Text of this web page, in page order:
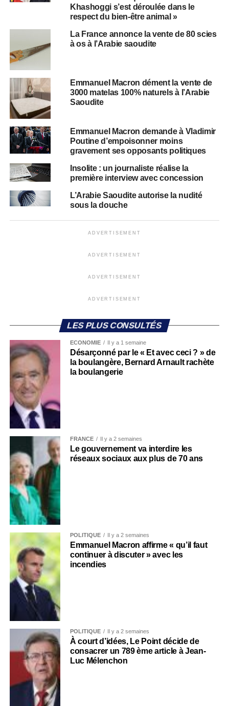
Khashoggi s’est déroulée dans le
respect du bien-être animal »
La France annonce la vente de 80 scies
à os à l’Arabie saoudite
Emmanuel Macron dément la vente de
3000 matelas 100% naturels à l’Arabie
Saoudite
Emmanuel Macron demande à Vladimir
Poutine d’empoisonner moins
gravement ses opposants politiques
Insolite : un journaliste réalise la
première interview avec concession
L’Arabie Saoudite autorise la nudité
sous la douche
ADVERTISEMENT
ADVERTISEMENT
ADVERTISEMENT
ADVERTISEMENT
LES PLUS CONSULTÉS
ECONOMIE Il y a 1 semaine
Désarçonné par le « Et avec ceci ? » de
la boulangère, Bernard Arnault rachète
la boulangerie
FRANCE Il y a 2 semaines
Le gouvernement va interdire les
réseaux sociaux aux plus de 70 ans
POLITIQUE Il y a 2 semaines
Emmanuel Macron affirme « qu’il faut
continuer à discuter » avec les
incendies
POLITIQUE Il y a 2 semaines
À court d’idées, Le Point décide de
consacrer un 789 ème article à Jean-
Luc Mélenchon